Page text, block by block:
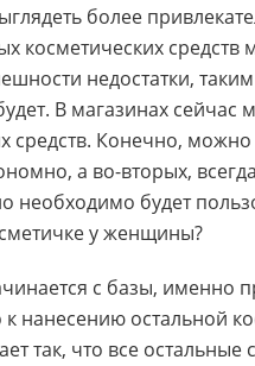
более
косметических средств
недостатки,
В магазинах
средств. Конечно, можно
а во-вторых,
необходимо будет
у женщины?
с базы, именно
к нанесению остальной
так, что все остальные